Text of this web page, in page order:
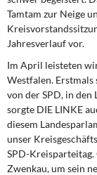
Eurokrise und
Weitere Themen
Memo-
Institut
Tamtam zur Neige
Jahresverlauf vor.
Im April leisteten
Westfalen.
von der SPD, in
sorgte DIE LINKE
diesem
unser
SPD-
Zwenkau, um sein